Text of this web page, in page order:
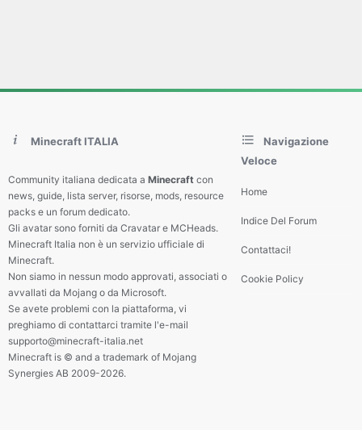
Minecraft ITALIA
Community italiana dedicata a Minecraft con
news, guide, lista server, risorse, mods, resource
packs e un forum dedicato.
Gli avatar sono forniti da Cravatar e MCHeads.
Minecraft Italia non è un servizio ufficiale di
Minecraft.
Non siamo in nessun modo approvati, associati o
avvallati da Mojang o da Microsoft.
Se avete problemi con la piattaforma, vi
preghiamo di contattarci tramite l'e-mail
supporto@minecraft-italia.net
Minecraft is © and a trademark of Mojang
Synergies AB 2009-2026.
Navigazione
Veloce
Home
Indice Del Forum
Contattaci!
Cookie Policy